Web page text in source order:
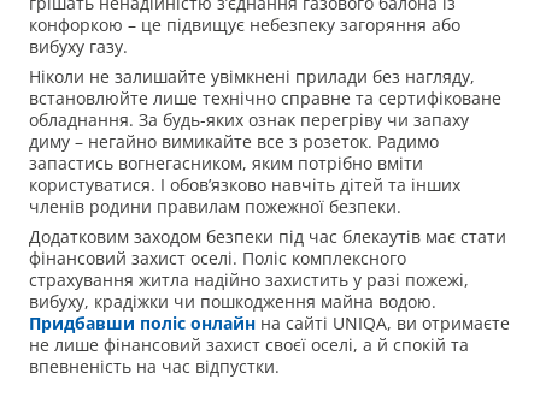
конфоркою – це підвищує небезпеку загоряння або
вибуху газу.
Ніколи не залишайте увімкнені прилади без нагляду,
встановлюйте лише технічно справне та сертифіковане
обладнання. За будь-яких ознак перегріву чи запаху
диму – негайно вимикайте все з розеток. Радимо
запастись вогнегасником, яким потрібно вміти
користуватися. І обов’язково навчіть дітей та інших
членів родини правилам пожежної безпеки.
Додатковим заходом безпеки під час блекаутів має стати
фінансовий захист оселі. Поліс комплексного
страхування житла надійно захистить у разі пожежі,
вибуху, крадіжки чи пошкодження майна водою.
Придбавши поліс онлайн на сайті UNIQA, ви отримаєте
не лише фінансовий захист своєї оселі, а й спокій та
впевненість на час відпустки.